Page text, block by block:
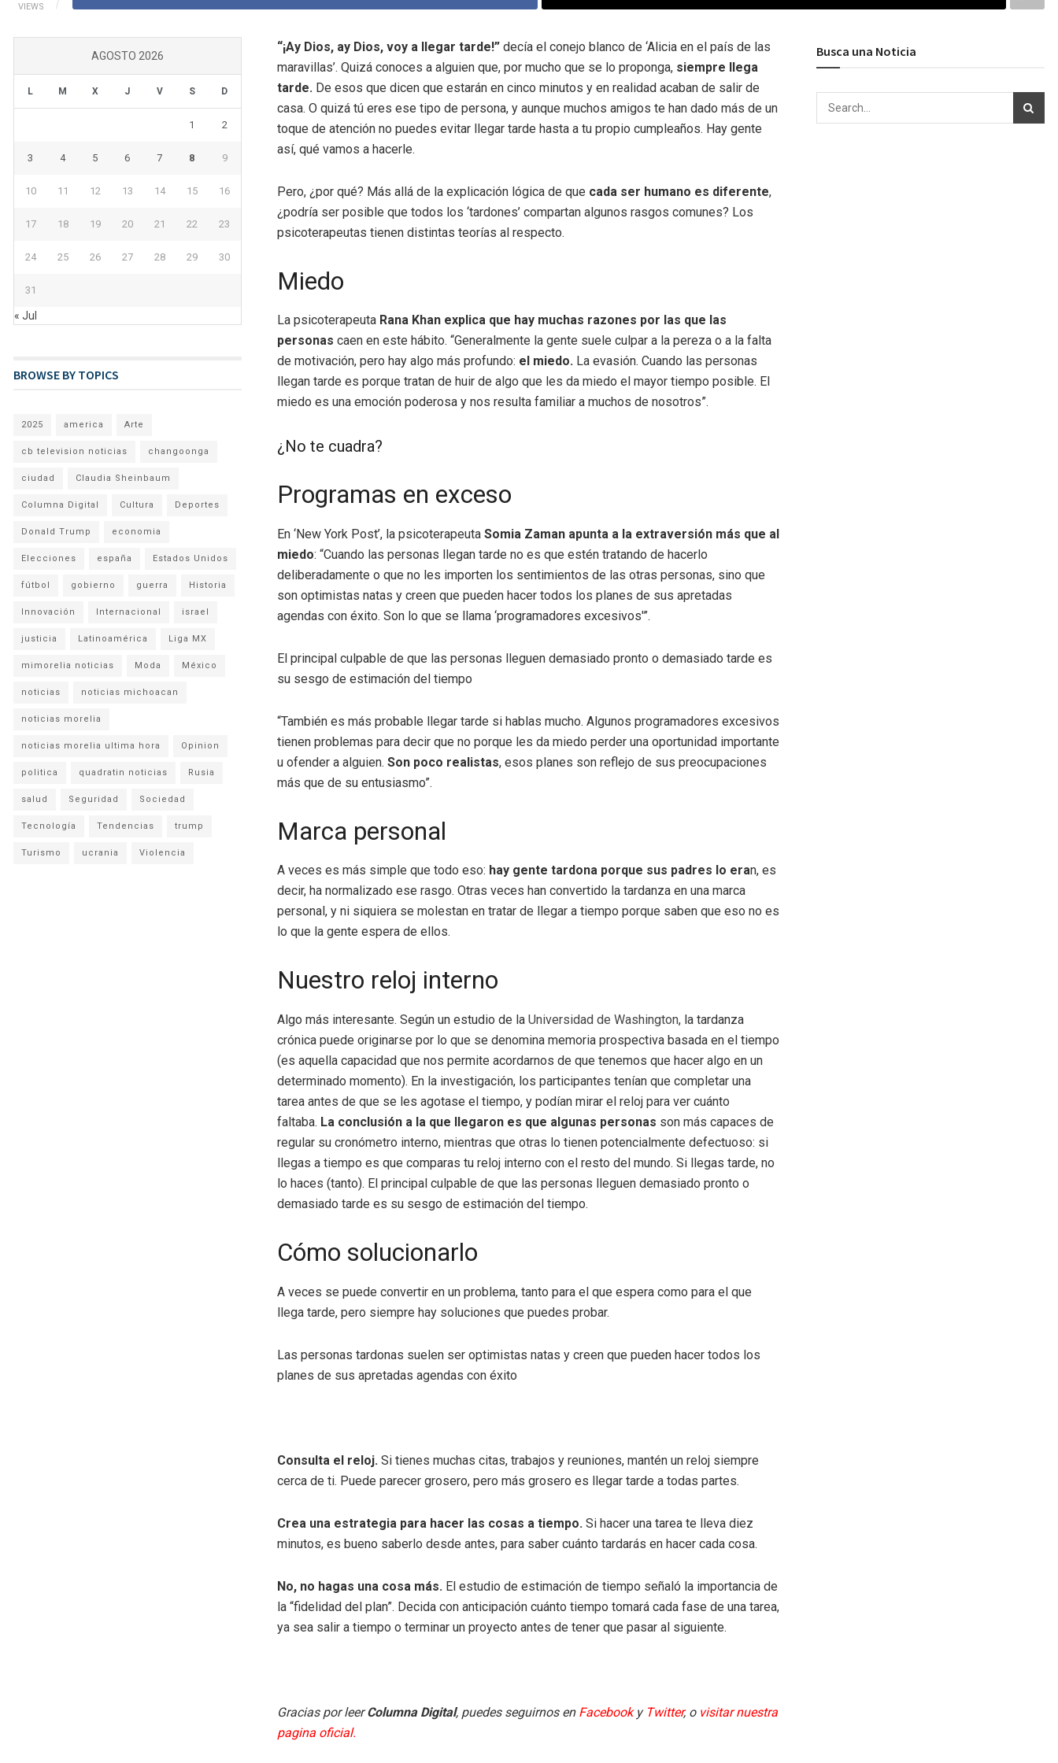
VIEWS
“¡Ay Dios, ay Dios, voy a llegar tarde!” decía el conejo blanco de ‘Alicia en el país de las
maravillas’. Quizá conoces a alguien que, por mucho que se lo proponga, siempre llega
tarde. De esos que dicen que estarán en cinco minutos y en realidad acaban de salir de
casa. O quizá tú eres ese tipo de persona, y aunque muchos amigos te han dado más de un
toque de atención no puedes evitar llegar tarde hasta a tu propio cumpleaños. Hay gente
así, qué vamos a hacerle.
Pero, ¿por qué? Más allá de la explicación lógica de que cada ser humano es diferente,
¿podría ser posible que todos los ‘tardones’ compartan algunos rasgos comunes? Los
psicoterapeutas tienen distintas teorías al respecto.
Miedo
La psicoterapeuta Rana Khan explica que hay muchas razones por las que las
personas caen en este hábito. “Generalmente la gente suele culpar a la pereza o a la falta
de motivación, pero hay algo más profundo: el miedo. La evasión. Cuando las personas
llegan tarde es porque tratan de huir de algo que les da miedo el mayor tiempo posible. El
miedo es una emoción poderosa y nos resulta familiar a muchos de nosotros”.
¿No te cuadra?
Programas en exceso
En ‘New York Post’, la psicoterapeuta Somia Zaman apunta a la extraversión más que al
miedo: “Cuando las personas llegan tarde no es que estén tratando de hacerlo
deliberadamente o que no les importen los sentimientos de las otras personas, sino que
son optimistas natas y creen que pueden hacer todos los planes de sus apretadas
agendas con éxito. Son lo que se llama ‘programadores excesivos'”.
El principal culpable de que las personas lleguen demasiado pronto o demasiado tarde es
su sesgo de estimación del tiempo
“También es más probable llegar tarde si hablas mucho. Algunos programadores excesivos
tienen problemas para decir que no porque les da miedo perder una oportunidad importante
u ofender a alguien. Son poco realistas, esos planes son reflejo de sus preocupaciones
más que de su entusiasmo”.
Marca personal
A veces es más simple que todo eso: hay gente tardona porque sus padres lo eran, es
decir, ha normalizado ese rasgo. Otras veces han convertido la tardanza en una marca
personal, y ni siquiera se molestan en tratar de llegar a tiempo porque saben que eso no es
lo que la gente espera de ellos.
Nuestro reloj interno
Algo más interesante. Según un estudio de la Universidad de Washington, la tardanza
crónica puede originarse por lo que se denomina memoria prospectiva basada en el tiempo
(es aquella capacidad que nos permite acordarnos de que tenemos que hacer algo en un
determinado momento). En la investigación, los participantes tenían que completar una
tarea antes de que se les agotase el tiempo, y podían mirar el reloj para ver cuánto
faltaba. La conclusión a la que llegaron es que algunas personas son más capaces de
regular su cronómetro interno, mientras que otras lo tienen potencialmente defectuoso: si
llegas a tiempo es que comparas tu reloj interno con el resto del mundo. Si llegas tarde, no
lo haces (tanto). El principal culpable de que las personas lleguen demasiado pronto o
demasiado tarde es su sesgo de estimación del tiempo.
Cómo solucionarlo
A veces se puede convertir en un problema, tanto para el que espera como para el que
llega tarde, pero siempre hay soluciones que puedes probar.
Las personas tardonas suelen ser optimistas natas y creen que pueden hacer todos los
planes de sus apretadas agendas con éxito
Consulta el reloj. Si tienes muchas citas, trabajos y reuniones, mantén un reloj siempre
cerca de ti. Puede parecer grosero, pero más grosero es llegar tarde a todas partes.
Crea una estrategia para hacer las cosas a tiempo. Si hacer una tarea te lleva diez
minutos, es bueno saberlo desde antes, para saber cuánto tardarás en hacer cada cosa.
No, no hagas una cosa más. El estudio de estimación de tiempo señaló la importancia de
la “fidelidad del plan”. Decida con anticipación cuánto tiempo tomará cada fase de una tarea,
ya sea salir a tiempo o terminar un proyecto antes de tener que pasar al siguiente.
Gracias por leerColumna Digital, puedes seguirnos en Facebooky Twitter, o visitar nuestra
pagina oficial.
AGOSTO 2026
L M X J V S D
1 2
3 4 5 6 7 8 9
10 11 12 13 14 15 16
17 18 19 20 21 22 23
24 25 26 27 28 29 30
31
« Jul
BROWSE BY TOPICS
2025 america Arte
cb television noticias changoonga
ciudad Claudia Sheinbaum
Columna Digital Cultura Deportes
Donald Trump economia
Elecciones españa Estados Unidos
fútbol gobierno guerra Historia
Innovación Internacional israel
justicia Latinoamérica Liga MX
mimorelia noticias Moda México
noticias noticias michoacan
noticias morelia
noticias morelia ultima hora Opinion
politica quadratin noticias Rusia
salud Seguridad Sociedad
Tecnología Tendencias trump
Turismo ucrania Violencia
Busca una Noticia